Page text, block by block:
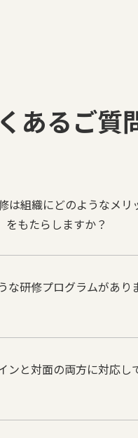
あるご質
は組織にどのようなメリ
をもたらしますか？
な研修プログラムがあり
ンと対面の両方に対応し